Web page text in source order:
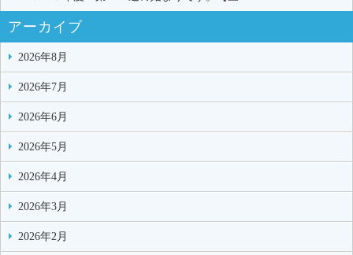
アーカイブ
2026年8月
2026年7月
2026年6月
2026年5月
2026年4月
2026年3月
2026年2月